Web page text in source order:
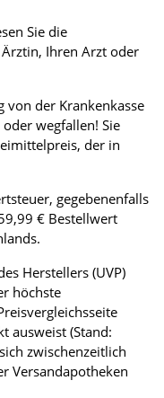
Sie die
Ihren Arzt oder
von der Krankenkasse
wegfallen! Sie
der in
gegebenenfalls
€ Bestellwert
Herstellers (UVP)
höchste
ausweist (Stand:
zwischenzeitlich
Versandapotheken